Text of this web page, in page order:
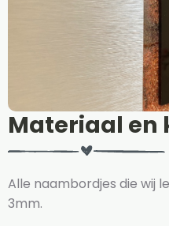
Materiaal en
Alle naambordjes die wij
3mm.